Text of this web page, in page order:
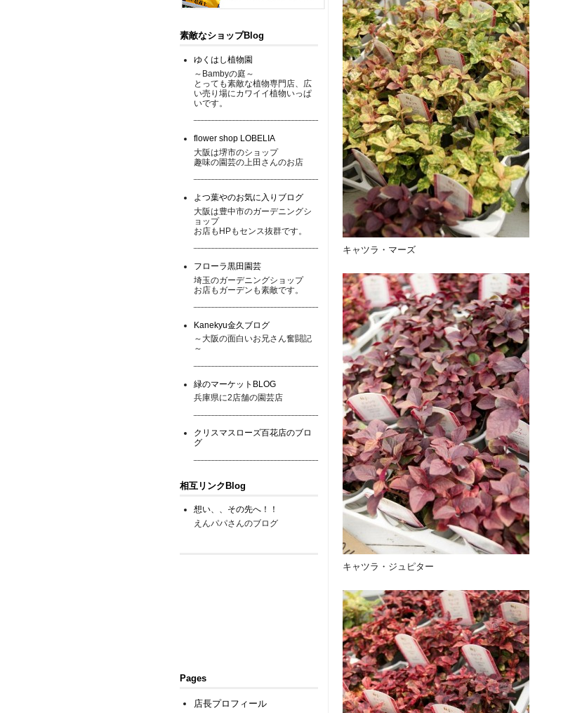
キャツラ・マーズ
キャツラ・ジュピター
素敵なショップBlog
ゆくはし植物園
～Bambyの庭～
とっても素敵な植物専門店、広
い売り場にカワイイ植物いっぱ
いです。
flower shop LOBELIA
大阪は堺市のショップ
趣味の園芸の上田さんのお店
よつ葉やのお気に入りブログ
大阪は豊中市のガーデニングシ
ョップ
お店もHPもセンス抜群です。
フローラ黒田園芸
埼玉のガーデニングショップ
お店もガーデンも素敵です。
Kanekyu金久ブログ
～大阪の面白いお兄さん奮闘記
～
緑のマーケットBLOG
兵庫県に2店舗の園芸店
クリスマスローズ百花店のブロ
グ
相互リンクBlog
想い、、その先へ！！
えんパパさんのブログ
Pages
店長プロフィール